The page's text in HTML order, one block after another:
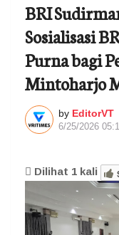
BRI
Sosialisasi
Purna bagi
Mintoharjo
by EditorVT
6/25/2026
Dilihat 1 kali